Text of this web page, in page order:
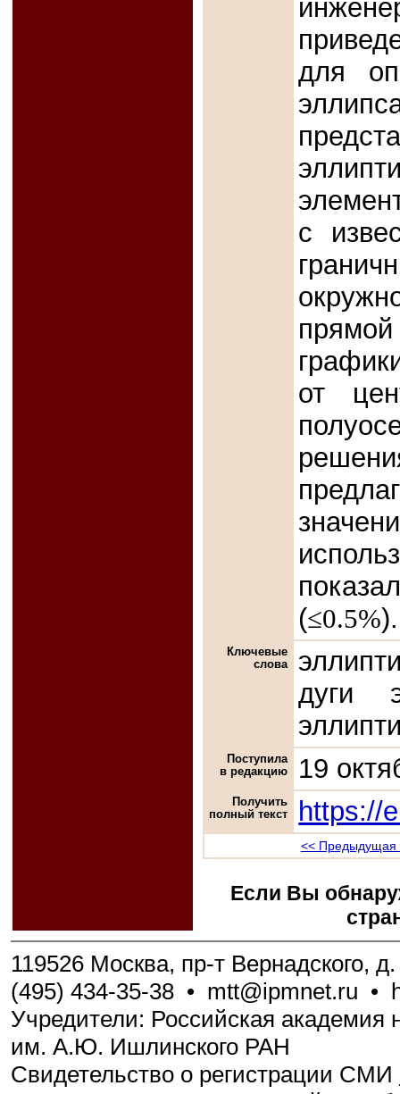
для
с
от
(≤0.5%).
Ключевые
слова
дуги
Поступила
в редакцию
19
Получить
полный текст
https://
<< Предыдущая
Если Вы
119526 Москва, пр-т Вернадского,
(495) 434-35-38 • mtt@ipmnet.ru •
Учредители: Российская академия
им. А.Ю. Ишлинского РАН
Свидетельство о регистрации СМИ